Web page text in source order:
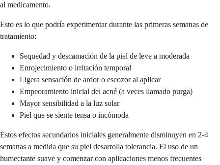
al medicamento.
Esto es lo que podría experimentar durante las primeras semanas de
tratamiento:
Sequedad y descamación de la piel de leve a moderada
Enrojecimiento o irritación temporal
Ligera sensación de ardor o escozor al aplicar
Empeoramiento inicial del acné (a veces llamado purga)
Mayor sensibilidad a la luz solar
Piel que se siente tensa o incómoda
Estos efectos secundarios iniciales generalmente disminuyen en 2-4
semanas a medida que su piel desarrolla tolerancia. El uso de un
humectante suave y comenzar con aplicaciones menos frecuentes